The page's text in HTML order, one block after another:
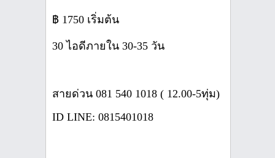
฿ 1750 เริ่มต้น
30 ไอดีภายใน 30-35 วัน
สายด่วน 081 540 1018 ( 12.00-5ทุ่ม)
ID LINE: 0815401018